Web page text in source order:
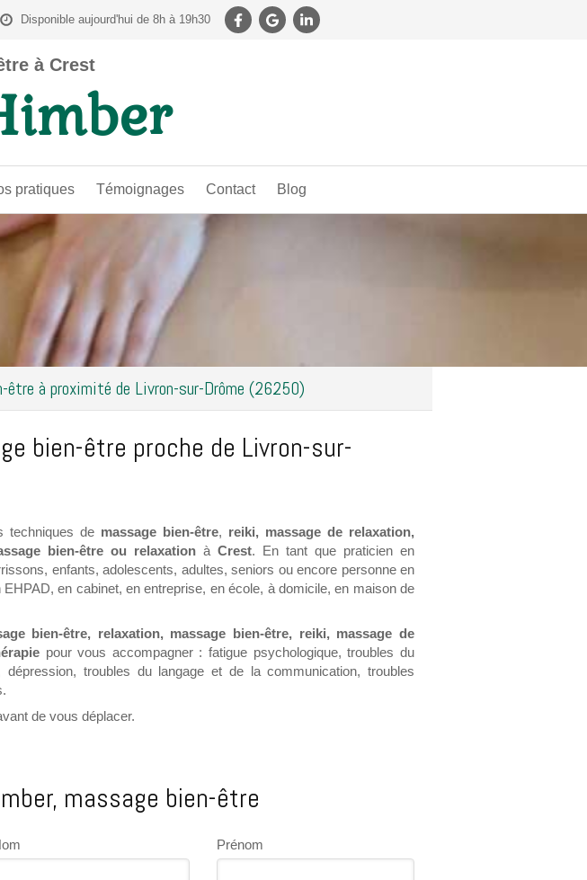
Disponible aujourd'hui de 8h à 19h30
à Crest
pratiques Témoignages Contact Blog
être à proximité de Livron-sur-Drôme (26250)
bien-être proche de Livron-sur-
techniques de massage bien-être, reiki, massage de relaxation,
bien-être ou relaxation à Crest. En tant que praticien en
enfants, adolescents, adultes, seniors ou encore personne en
en cabinet, en entreprise, en école, à domicile, en maison de
bien-être, relaxation, massage bien-être, reiki, massage de
pour vous accompagner : fatigue psychologique, troubles du
dépression, troubles du langage et de la communication, troubles
de vous déplacer.
massage bien-être
Prénom